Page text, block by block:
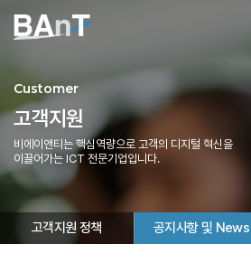
Customer
고객지원
비에이앤티는 핵심역량으로 고객의 디지털 혁신을
이끌어가는 ICT 전문기업입니다.
고객지원 정책 공지사항 및 News